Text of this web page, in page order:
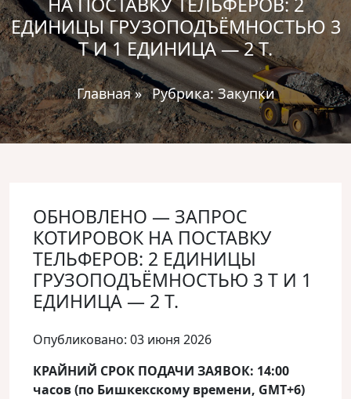
ЕДИНИЦЫ ГРУЗОПОДЪЁМНОСТЬЮ 3
Т И 1 ЕДИНИЦА — 2 Т.
Главная» Рубрика:Закупки
ОБНОВЛЕНО — ЗАПРОС
КОТИРОВОК НА ПОСТАВКУ
ТЕЛЬФЕРОВ: 2 ЕДИНИЦЫ
ГРУЗОПОДЪЁМНОСТЬЮ 3 Т И 1
ЕДИНИЦА — 2 Т.
Опубликовано: 03 июня 2026
КРАЙНИЙ СРОК ПОДАЧИ ЗАЯВОК: 14:00
часов (по Бишкекскому времени, GMT+6)